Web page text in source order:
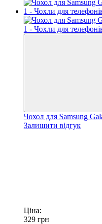
Чохол для Samsung
Залишити відгук
Ціна:
329 грн